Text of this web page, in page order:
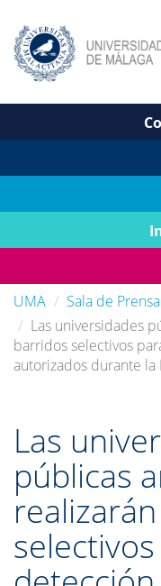
UMA
Sala de Prensa
Las universidades
barridos selectivos
autorizados durante la
Las
públicas